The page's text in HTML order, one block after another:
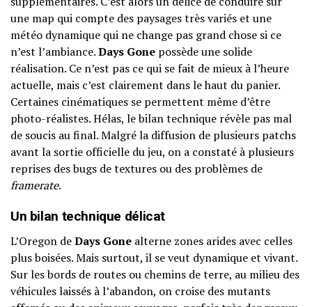
une map qui compte des paysages très variés et une
météo dynamique qui ne change pas grand chose si ce
n’est l’ambiance.Days Gone possède une solide
réalisation. Ce n’est pas ce qui se fait de mieux à l’heure
actuelle, mais c’est clairement dans le haut du panier.
Certaines cinématiques se permettent même d’être
photo-réalistes. Hélas, le bilan technique révèle pas mal
de soucis au final. Malgré la diffusion de plusieurs patchs
avant la sortie officielle du jeu, on a constaté à plusieurs
reprises des bugs de textures ou des problèmes de
framerate.
Un bilan technique délicat
L’Oregon deDays Gone alterne zones arides avec celles
plus boisées. Mais surtout, il se veut dynamique et vivant.
Sur les bords de routes ou chemins de terre, au milieu des
véhicules laissés à l’abandon, on croise des mutants